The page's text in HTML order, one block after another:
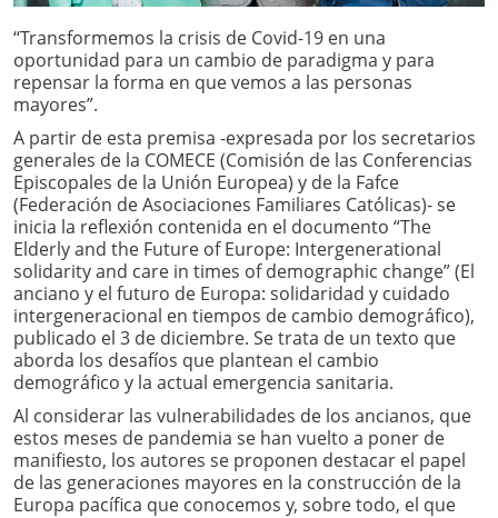
“Transformemos la crisis de Covid-19 en una
oportunidad para un cambio de paradigma y para
repensar la forma en que vemos a las personas
mayores”.
A partir de esta premisa -expresada por los secretarios
generales de la COMECE (Comisión de las Conferencias
Episcopales de la Unión Europea) y de la Fafce
(Federación de Asociaciones Familiares Católicas)- se
inicia la reflexión contenida en el documento “The
Elderly and the Future of Europe: Intergenerational
solidarity and care in times of demographic change” (El
anciano y el futuro de Europa: solidaridad y cuidado
intergeneracional en tiempos de cambio demográfico),
publicado el 3 de diciembre. Se trata de un texto que
aborda los desafíos que plantean el cambio
demográfico y la actual emergencia sanitaria.
Al considerar las vulnerabilidades de los ancianos, que
estos meses de pandemia se han vuelto a poner de
manifiesto, los autores se proponen destacar el papel
de las generaciones mayores en la construcción de la
Europa pacífica que conocemos y, sobre todo, el que